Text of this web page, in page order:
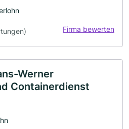
Firma bewerten
Werner
Containerdienst